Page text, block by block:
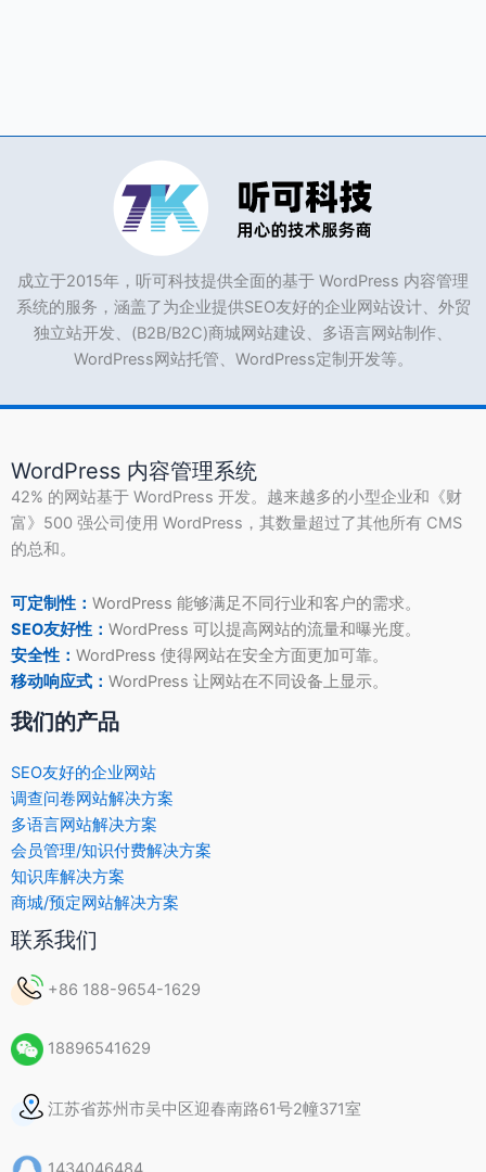
成立于2015年，听可科技提供全面的基于 WordPress 内容管理
系统的服务，涵盖了为企业提供SEO友好的企业网站设计、外贸
独立站开发、(B2B/B2C)商城网站建设、多语言网站制作、
WordPress网站托管、WordPress定制开发等。
WordPress 内容管理系统
42% 的网站基于 WordPress 开发。越来越多的小型企业和《财
富》500 强公司使用 WordPress，其数量超过了其他所有 CMS
的总和。
可定制性： WordPress 能够满足不同行业和客户的需求。
SEO友好性： WordPress 可以提高网站的流量和曝光度。
安全性： WordPress 使得网站在安全方面更加可靠。
移动响应式： WordPress 让网站在不同设备上显示。
我们的产品
SEO友好的企业网站
调查问卷网站解决方案
多语言网站解决方案
会员管理/知识付费解决方案
知识库解决方案
商城/预定网站解决方案
联系我们
+86 188-9654-1629
18896541629
江苏省苏州市吴中区迎春南路61号2幢371室